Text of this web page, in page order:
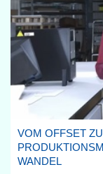
VOM OFFSET
WANDEL